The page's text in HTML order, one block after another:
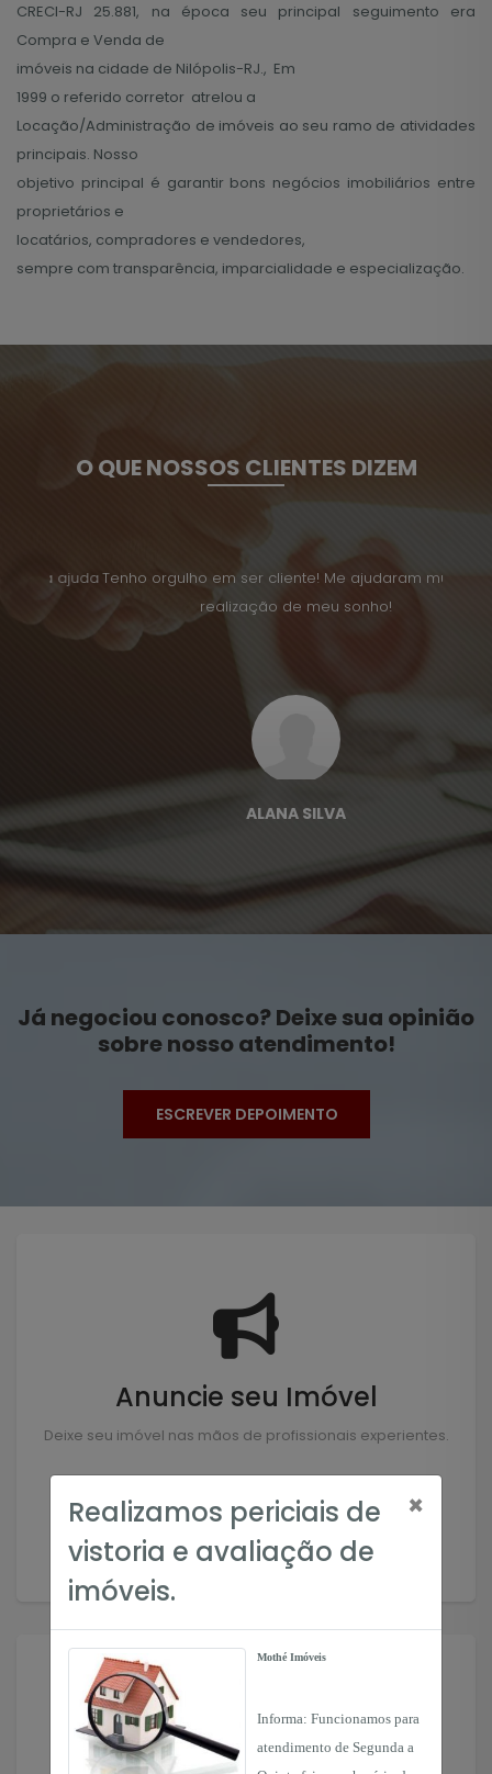
Realizamos periciais de
vistoria e avaliação de
imóveis.
×
Mothé Imóveis
Informa: Funcionamos para
atendimento de Segunda a
CRECI-RJ 25.881, na época seu principal seguimento era
Compra e Venda de
imóveis na cidade de Nilópolis-RJ., Em
1999 o referido corretor atrelou a
Locação/Administração de imóveis ao seu ramo de atividades
principais. Nosso
objetivo principal é garantir bons negócios imobiliários entre
proprietários e
locatários, compradores e vendedores,
sempre com transparência, imparcialidade e especialização.
O QUE NOSSOS CLIENTES DIZEM
Tenho orgulho em ser cliente! Me ajudaram muito na
realização de meu sonho!
ALANA SILVA
Já negociou conosco? Deixe sua opinião
sobre nosso atendimento!
ESCREVER DEPOIMENTO
Anuncie seu Imóvel
Deixe seu imóvel nas mãos de profissionais experientes.
Anunciar